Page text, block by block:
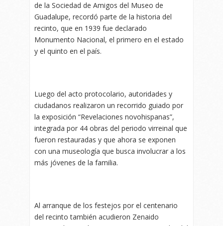
de la Sociedad de Amigos del Museo de
Guadalupe, recordó parte de la historia del
recinto, que en 1939 fue declarado
Monumento Nacional, el primero en el estado
y el quinto en el país.
Luego del acto protocolario, autoridades y
ciudadanos realizaron un recorrido guiado por
la exposición “Revelaciones novohispanas”,
integrada por 44 obras del periodo virreinal que
fueron restauradas y que ahora se exponen
con una museología que busca involucrar a los
más jóvenes de la familia.
Al arranque de los festejos por el centenario
del recinto también acudieron Zenaido